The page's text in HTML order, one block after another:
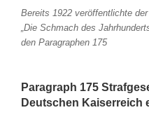
Bereits 1922 veröffentlichte
„Die Schmach des
den Paragraphen 175
Paragraph 175
Deutschen Kaiserreich